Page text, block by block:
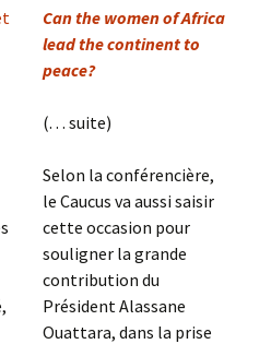
Can the women of Africa
lead the continent to
peace?
(. . . suite)
Selon la conférencière,
le Caucus va aussi saisir
cette occasion pour
souligner la grande
contribution du
Président Alassane
Ouattara, dans la prise